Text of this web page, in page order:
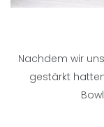
Nachdem wir
gestärkt